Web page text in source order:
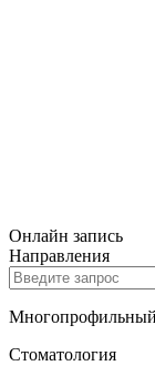
Онлайн запись
Направления
Стоматология